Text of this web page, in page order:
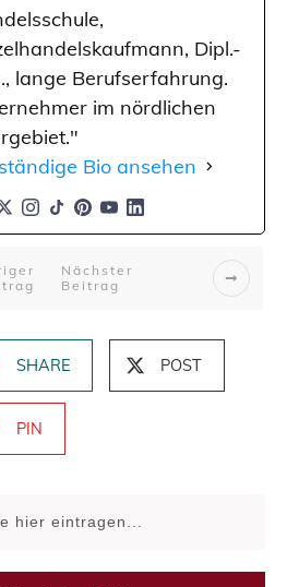
Dipl.-
lange Berufserfahrung.
im nördlichen
Bio ansehen
Nächster
Beitrag
SHARE POST
PIN